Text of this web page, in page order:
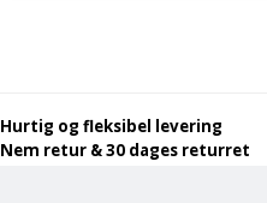
Hurtig og fleksibel levering
Nem retur & 30 dages returret